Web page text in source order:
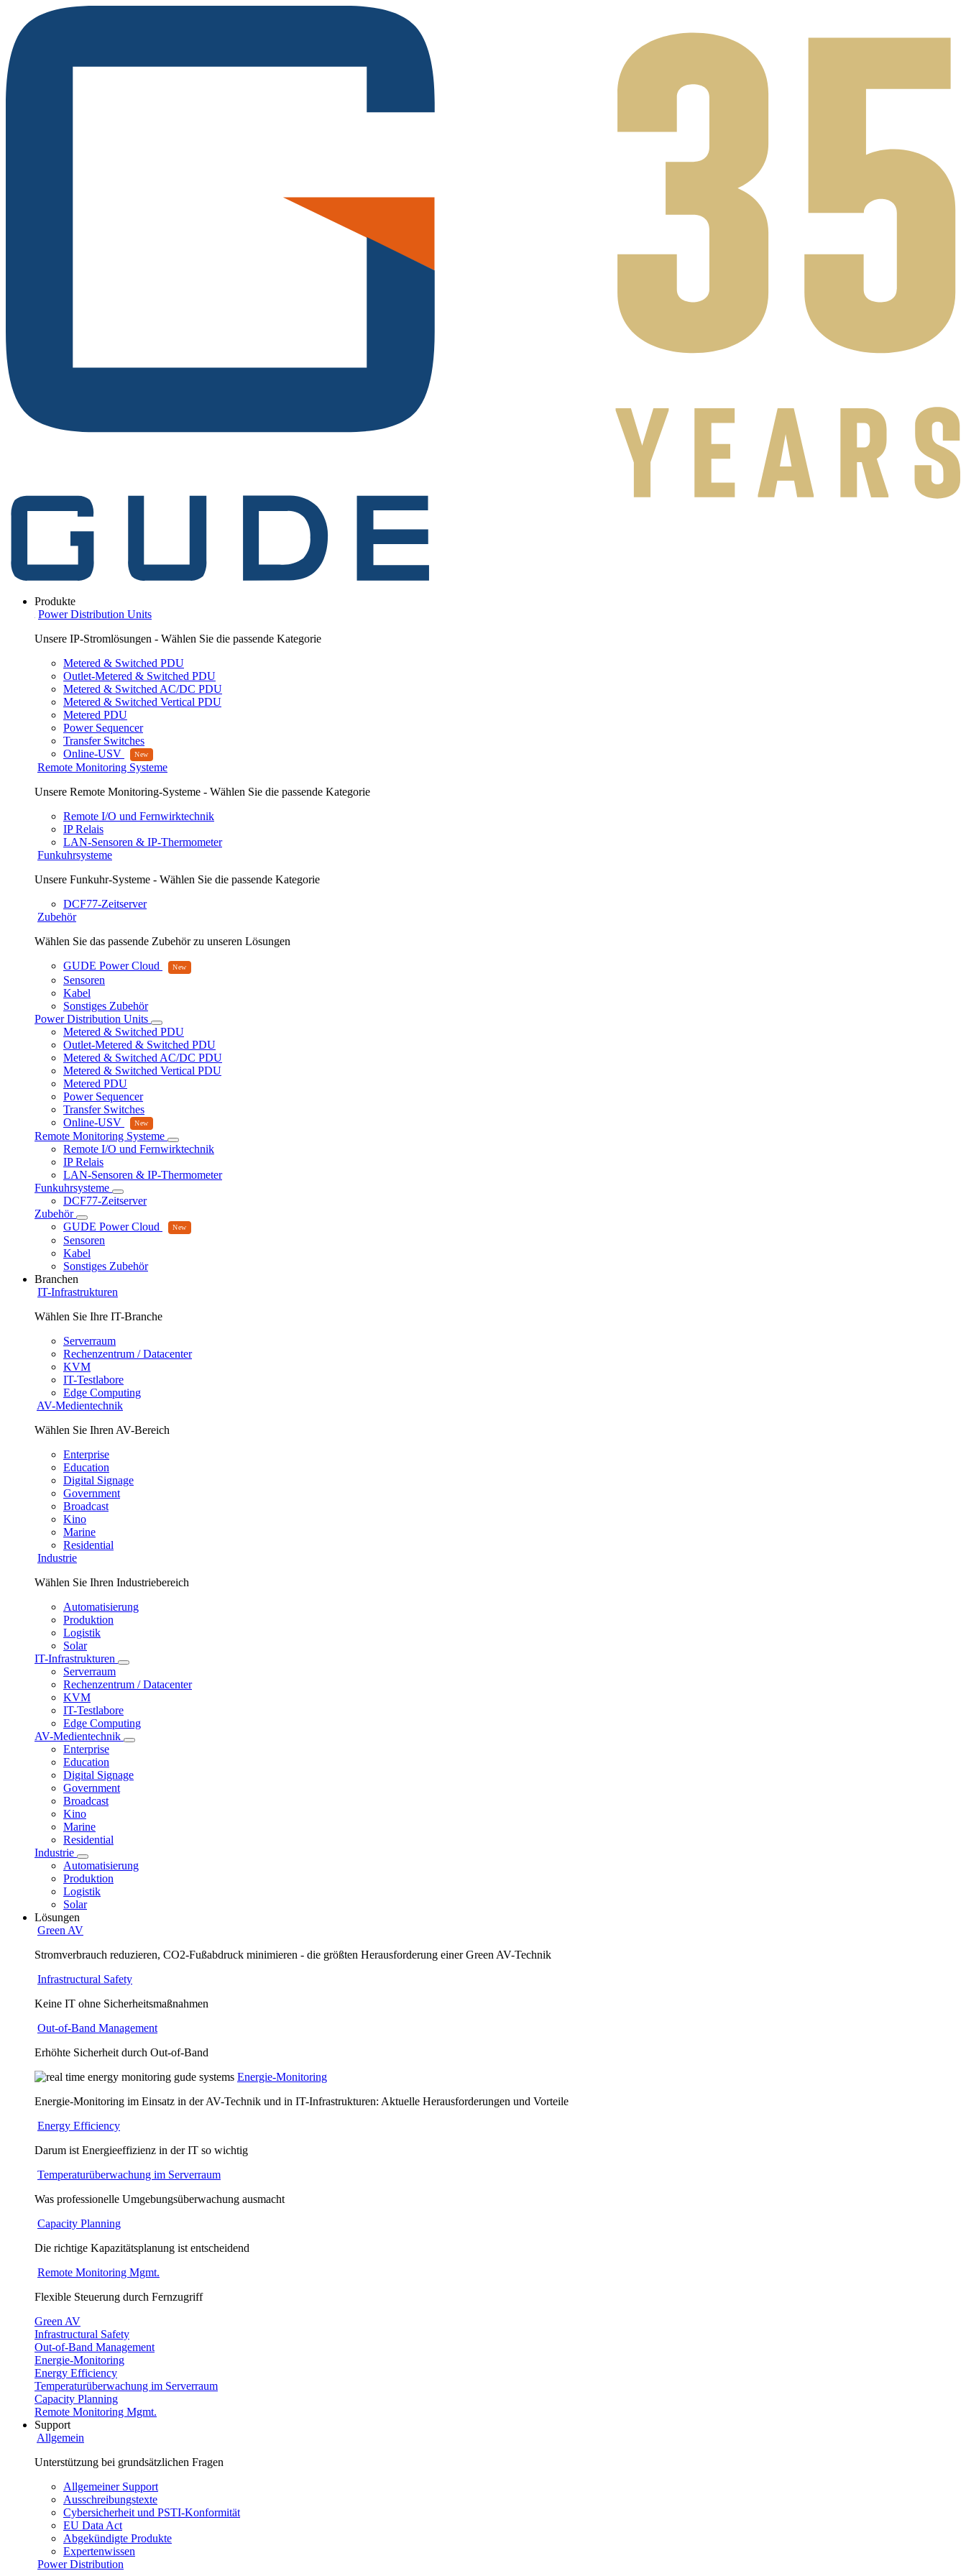
Produkte
Power Distribution Units
Unsere IP-Stromlösungen - Wählen Sie die passende Kategorie
Metered & Switched PDU
Outlet-Metered & Switched PDU
Metered & Switched AC/DC PDU
Metered & Switched Vertical PDU
Metered PDU
Power Sequencer
Transfer Switches
Online-USV
Remote Monitoring Systeme
Unsere Remote Monitoring-Systeme - Wählen Sie die passende Kategorie
Remote I/O und Fernwirktechnik
IP Relais
LAN-Sensoren & IP-Thermometer
Funkuhrsysteme
Unsere Funkuhr-Systeme - Wählen Sie die passende Kategorie
DCF77-Zeitserver
Zubehör
Wählen Sie das passende Zubehör zu unseren Lösungen
GUDE Power Cloud
Sensoren
Kabel
Sonstiges Zubehör
Power Distribution Units
Metered & Switched PDU
Outlet-Metered & Switched PDU
Metered & Switched AC/DC PDU
Metered & Switched Vertical PDU
Metered PDU
Power Sequencer
Transfer Switches
Online-USV
Remote Monitoring Systeme
Remote I/O und Fernwirktechnik
IP Relais
LAN-Sensoren & IP-Thermometer
Funkuhrsysteme
DCF77-Zeitserver
Zubehör
GUDE Power Cloud
Sensoren
Kabel
Sonstiges Zubehör
Branchen
IT-Infrastrukturen
Wählen Sie Ihre IT-Branche
Serverraum
Rechenzentrum / Datacenter
KVM
IT-Testlabore
Edge Computing
AV-Medientechnik
Wählen Sie Ihren AV-Bereich
Enterprise
Education
Digital Signage
Government
Broadcast
Kino
Marine
Residential
Industrie
Wählen Sie Ihren Industriebereich
Automatisierung
Produktion
Logistik
Solar
IT-Infrastrukturen
Serverraum
Rechenzentrum / Datacenter
KVM
IT-Testlabore
Edge Computing
AV-Medientechnik
Enterprise
Education
Digital Signage
Government
Broadcast
Kino
Marine
Residential
Industrie
Automatisierung
Produktion
Logistik
Solar
Lösungen
Green AV
Stromverbrauch reduzieren, CO2-Fußabdruck minimieren - die größten Herausforderung einer Green AV-Technik
Infrastructural Safety
Keine IT ohne Sicherheitsmaßnahmen
Out-of-Band Management
Erhöhte Sicherheit durch Out-of-Band
Energie-Monitoring
Energie-Monitoring im Einsatz in der AV-Technik und in IT-Infrastrukturen: Aktuelle Herausforderungen und Vorteile
Energy Efficiency
Darum ist Energieeffizienz in der IT so wichtig
Temperaturüberwachung im Serverraum
Was professionelle Umgebungsüberwachung ausmacht
Capacity Planning
Die richtige Kapazitätsplanung ist entscheidend
Remote Monitoring Mgmt.
Flexible Steuerung durch Fernzugriff
Green AV
Infrastructural Safety
Out-of-Band Management
Energie-Monitoring
Energy Efficiency
Temperaturüberwachung im Serverraum
Capacity Planning
Remote Monitoring Mgmt.
Support
Allgemein
Unterstützung bei grundsätzlichen Fragen
Allgemeiner Support
Ausschreibungstexte
Cybersicherheit und PSTI-Konformität
EU Data Act
Abgekündigte Produkte
Expertenwissen
Power Distribution